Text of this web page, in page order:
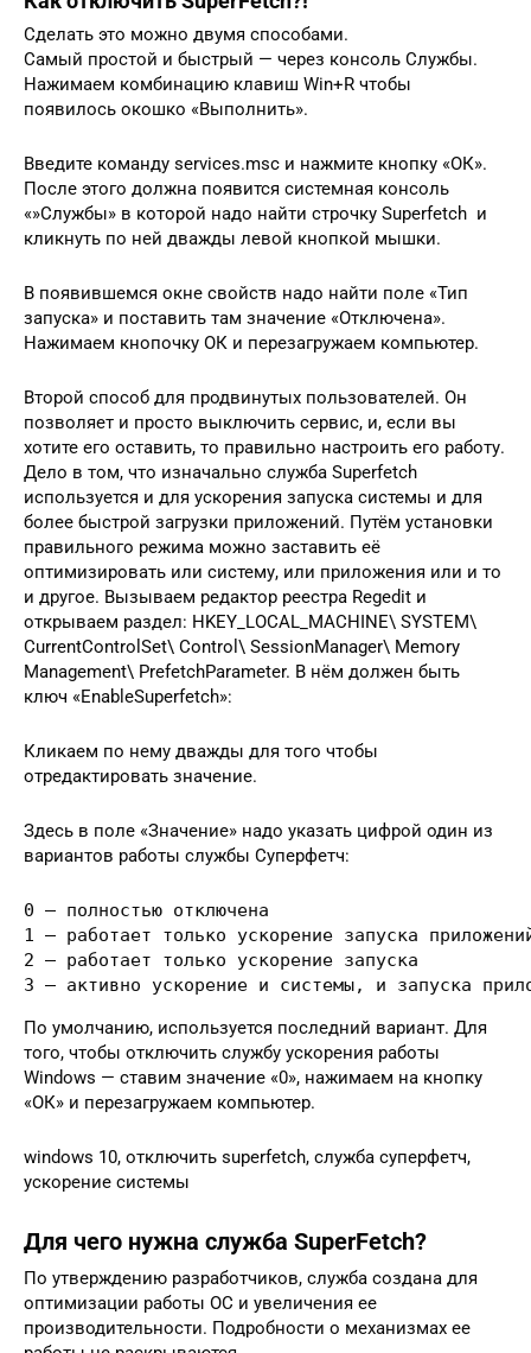
Сделать это можно двумя способами.
Самый простой и быстрый — через консоль Службы.
Нажимаем комбинацию клавиш Win+R чтобы
появилось окошко «Выполнить».
Введите команду services.msc и нажмите кнопку «ОК».
После этого должна появится системная консоль
«»Службы» в которой надо найти строчку Superfetch и
кликнуть по ней дважды левой кнопкой мышки.
В появившемся окне свойств надо найти поле «Тип
запуска» и поставить там значение «Отключена».
Нажимаем кнопочку ОК и перезагружаем компьютер.
Второй способ для продвинутых пользователей. Он
позволяет и просто выключить сервис, и, если вы
хотите его оставить, то правильно настроить его работу.
Дело в том, что изначально служба Superfetch
используется и для ускорения запуска системы и для
более быстрой загрузки приложений. Путём установки
правильного режима можно заставить её
оптимизировать или систему, или приложения или и то
и другое. Вызываем редактор реестра Regedit и
открываем раздел: HKEY_LOCAL_MACHINE\ SYSTEM\
CurrentControlSet\ Control\ SessionManager\ Memory
Management\ PrefetchParameter. В нём должен быть
ключ «EnableSuperfetch»:
Кликаем по нему дважды для того чтобы
отредактировать значение.
Здесь в поле «Значение» надо указать цифрой один из
вариантов работы службы Суперфетч:
0 – полностью отключена
1 – работает только ускорение запуска
2 – работает только ускорение запуска
3 – активно ускорение и системы, и запуска
По умолчанию, используется последний вариант. Для
того, чтобы отключить службу ускорения работы
Windows — ставим значение «0», нажимаем на кнопку
«ОК» и перезагружаем компьютер.
windows 10, отключить superfetch, служба суперфетч,
ускорение системы
Для чего нужна служба SuperFetch?
По утверждению разработчиков, служба создана для
оптимизации работы ОС и увеличения ее
производительности. Подробности о механизмах ее